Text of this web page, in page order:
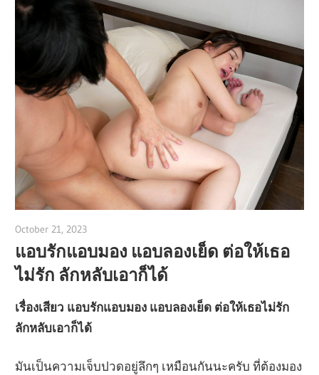
October 21, 2023
แอบรักแอบมอง แอบลองเย็ด ต่อให้เธอ
ไม่รัก ลักหลับเอาก็ได้
เรื่องเสียว แอบรักแอบมอง แอบลองเย็ด ต่อให้เธอไม่รัก
ลักหลับเอาก็ได้
มันเป็นความเจ็บปวดอยู่ลึกๆ เหมือนกันนะครับ ที่ต้องมอง